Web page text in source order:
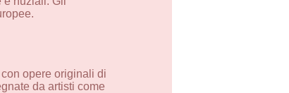
opere originali di
da artisti come